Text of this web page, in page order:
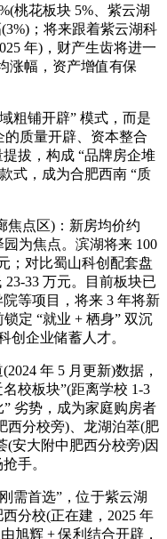
桃花板块 5%、紫云湖
；将来跟着紫云湖科
年)，财产生齿将进一
涨幅，资产增值有保
铺开辟” 模式，而是
的质量开辟、资本整合
拔，构成 “品牌房企堆
式，成为合肥西南 “质
点区)：新房均价约
为焦点。滨湖将来 100
；对比蜀山科创配套盘
23-33 万元。目前板块已
等项目，将来 3 年将新
定 “就业 + 栖身” 双沉
创企业储蓄人才。
年 5 月更新)数据，
校板块”(距离学校 1-3
劣势，成为家庭购房者
西分校旁)、龙湖泊萃(肥
(安大附中肥西分校旁)因
手。
首选”，位于紫云湖
分校(正在建，2025 年
旭辉 + 保利结合开辟，